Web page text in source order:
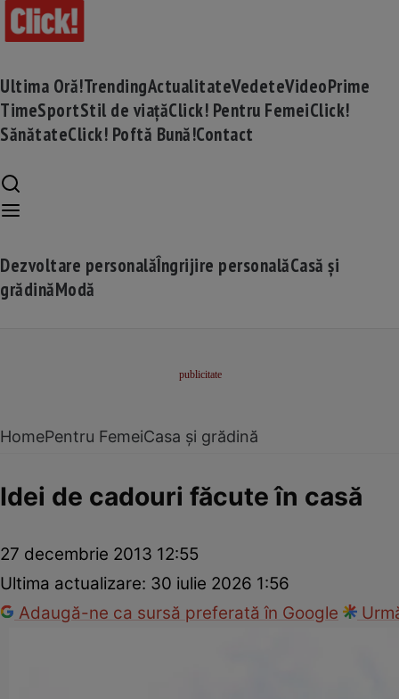
Ultima Oră!TrendingActualitateVedeteVideoPrime
TimeSportStil de viațăClick! Pentru FemeiClick!
SănătateClick! Poftă Bună!Contact
Dezvoltare personalăÎngrijire personalăCasă și
grădinăModă
HomePentru FemeiCasa și grădină
Idei de cadouri făcute în casă
27 decembrie 2013 12:55
Ultima actualizare: 30 iulie 2026 1:56
Adaugă-ne ca sursă preferată în Google